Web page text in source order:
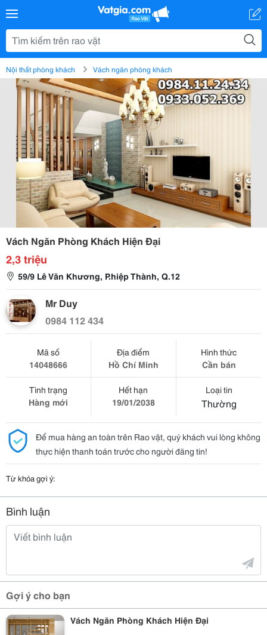
Nội thất phòng khách Vách ngăn phòng khách
Vách Ngăn Phòng Khách Hiện Đại
2,3 triệu
59/9 Lê Văn Khương, P.hiệp Thành, Q.12
Mr Duy
0984 112 434
Mã số
14048666
Địa điểm
Hồ Chí Minh
Hình thức
Cần bán
Tình trạng
Hàng mới
Hết hạn
19/01/2038
Loại tin
Thường
Để mua hàng an toàn trên Rao vặt, quý khách vui lòng không
thực hiện thanh toán trước cho người đăng tin!
Từ khóa gợi ý:
Bình luận
Gợi ý cho bạn
Vách Ngăn Phòng Khách Hiện Đại